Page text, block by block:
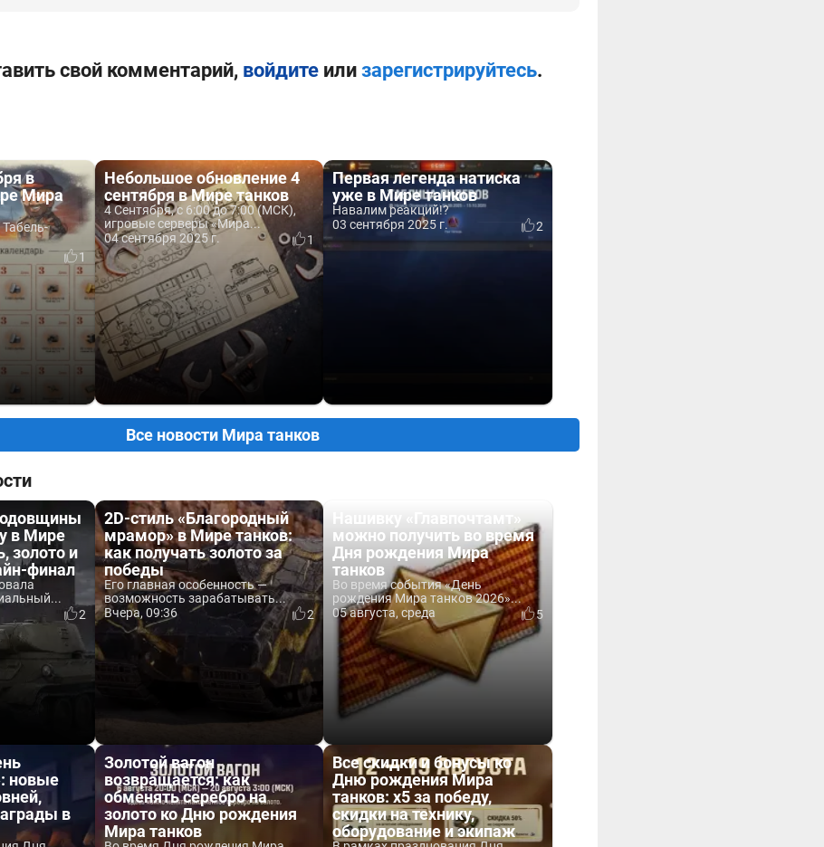
свой комментарий, войдитеили зарегистрируйтесь.
в
Мира
1
Небольшое обновление 4
сентября в Мире танков
4 Сентября, с 6:00 до 7:00 (МСК),
игровые серверы «Мира...
04 сентября 2025 г.
1
Первая легенда натиска
уже в Мире танков
Навалим реакций!?
03 сентября 2025 г.
2
Все новости Мира танков
в Мире
золото и
финал
2
2D-стиль «Благородный
мрамор» в Мире танков:
как получать золото за
победы
Его главная особенность —
возможность зарабатывать...
Вчера, 09:36
2
Нашивку «Главпочтамт»
можно получить во время
Дня рождения Мира
танков
Во время события «День
рождения Мира танков 2026»...
05 августа, среда
5
новые
в
Золотой вагон
возвращается: как
обменять серебро на
золото ко Дню рождения
Мира танков
Все скидки и бонусы ко
Дню рождения Мира
танков: x5 за победу,
скидки на технику,
оборудование и экипаж